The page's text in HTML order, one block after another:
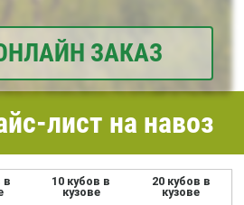
ЗАКАЗ
лист на навоз
в
10 кубов в
кузове
20 кубов в
кузове